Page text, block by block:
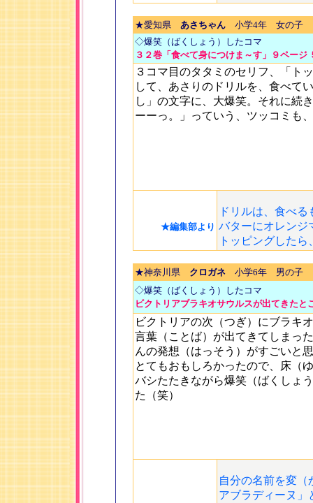
★愛知県 あさちゃん小学4年 女の子
◇爆笑（ばくしょう）したコマ
３２巻「食べて身につけま～す」９ページ
３コマ目のタタミのセリフ、「ト
して、あさりのドリルを、食べて
し」の文字に、大爆笑。それに続
ーーっ。」っていう、ツッコミも
★編集部より
ドリルは、食べ
バターにオレンジ
トッピングした
★神奈川県 クロガネ小学6年 男の子
◇爆笑（ばくしょう）したコマ
ビクトリアブラキオサウルスが出てきたと
ビクトリアの次（つぎ）にブラキ
言葉（ことば）が出てきてしまっ
んの発想（はっそう）がすごいと
とてもおもしろかったので、床（
バシたたきながら爆笑（ばくしょ
た（笑）
自分の名前を変（
アブラディーヌ」